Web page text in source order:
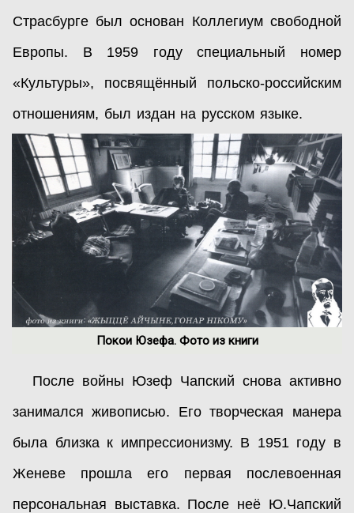
Страсбурге был основан Коллегиум свободной
Европы. В 1959 году специальный номер
«Культуры», посвящённый польско-российским
отношениям, был издан на русском языке.
Покои Юзефа. Фото из книги
После войны Юзеф Чапский снова активно
занимался живописью. Его творческая манера
была близка к импрессионизму. В 1951 году в
Женеве прошла его первая послевоенная
персональная выставка. После неё Ю.Чапский